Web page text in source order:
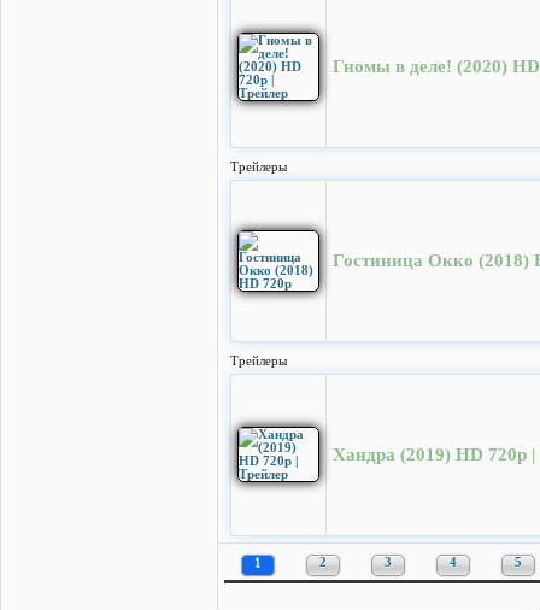
Гномы в деле! (2020)
Трейлеры
Гостиница Окко (2018)
Трейлеры
Хандра (2019) HD 720p |
1 2 3 4 5